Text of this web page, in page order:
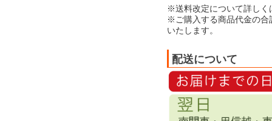
※送料改定について詳しく
※ご購入する商品代金の合
いたします。
配送について